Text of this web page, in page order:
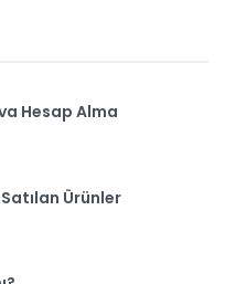
Hesap Alma
Ürünler